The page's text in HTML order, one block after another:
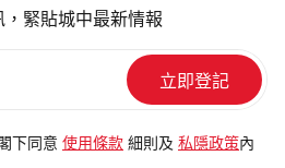
緊貼城中最新情報
下同意 使用條款 細則及 私隱政策 內